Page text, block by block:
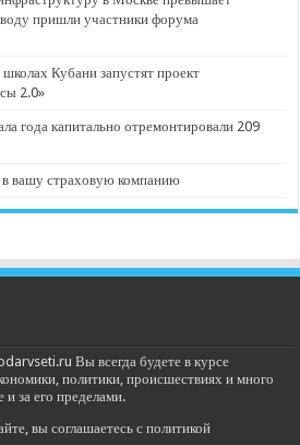
пришли участники форума
Кубани запустят проект
2.0»
года капитально отремонтировали 209
вашу страховую компанию
Вы всегда будете в курсе
политики, происшествиях и много
и за его пределами.
вы соглашаетесь с политикой